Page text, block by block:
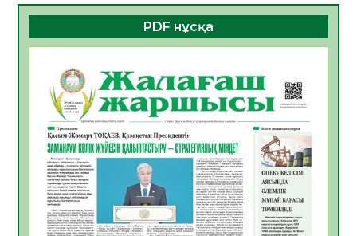
06.08.2026
35 0
ҚҰРЫЛТАЙ САЙЛАУЫ – БОЛАШАҚҚА
БАСТАР ЖАУАПТЫ ТАҢДАУ
06.08.2026
Инфекциялық ауруларға қарсы иммундау
жұмыстарының тиімділігі
06.08.2026
39
Көкжөтел ауруы туралы
06.08.2026
35
АПВ вакцинасы туралы мәлімет
PDF нұсқа